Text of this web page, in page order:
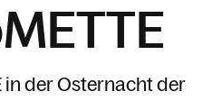
in der Osternacht der